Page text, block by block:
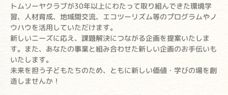
トムソーヤクラブが30年以上にわたって取り組んできた環境学
習、人材育成、地域間交流、エコツーリズム等のプログラムやノ
ウハウを活用していただけます。
新しいニーズに応え、課題解決につながる企画を提案いたしま
す。また、あなたの事業と組み合わせた新しい企画のお手伝いも
いたします。
未来を担う子どもたちのため、ともに新しい価値・学びの場を創
造しませんか！